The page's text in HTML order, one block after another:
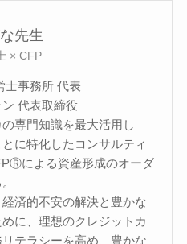
先生
× CFP
士事務所 代表
代表取締役
専門知識を最大活用し
に特化したコンサルティ
による資産形成のオーダ
済的不安の解決と豊かな
に、理想のクレジットカ
テラシーを高め、豊かな